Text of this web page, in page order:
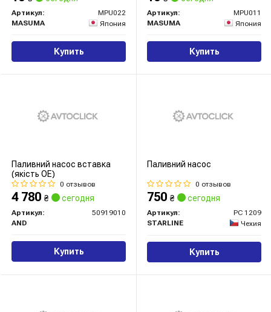
Артикул:
MPU022
MASUMA
Япония
Купить
Артикул:
MPU011
MASUMA
Япония
Купить
Паливний насос вставка
(якість ОЕ)
0 отзывов
4 780 ₴ сегодня
Артикул:
50919010
AND
Купить
Паливний насос
0 отзывов
750 ₴ сегодня
Артикул:
PC 1209
STARLINE
Чехия
Купить